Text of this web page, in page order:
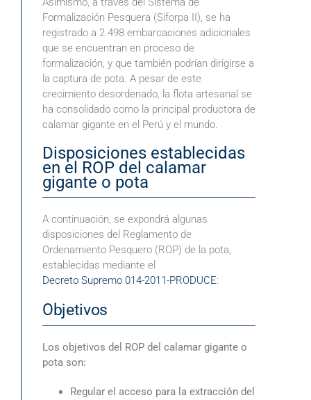
Formalización Pesquera (Siforpa II), se ha
registrado a 2 498 embarcaciones adicionales
que se encuentran en proceso de
formalización, y que también podrían dirigirse a
la captura de pota. A pesar de este
crecimiento desordenado, la flota artesanal se
ha consolidado como la principal productora de
calamar gigante en el Perú y el mundo.
Disposiciones establecidas
en el ROP del calamar
gigante o pota
A continuación, se expondrá algunas
disposiciones del Reglamento de
Ordenamiento Pesquero (ROP) de la pota,
establecidas mediante el
Decreto Supremo 014-2011-PRODUCE:
Objetivos
Los objetivos del ROP del calamar gigante o
pota son:
Regular el acceso para la extracción del